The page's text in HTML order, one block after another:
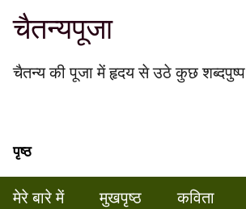
चैतन्यपूजा
चैतन्य की पूजा में हृदय से उठे कुछ शब्दपुष्प
पृष्ठ
मेरे बारे में मुखपृष्ठ कविता